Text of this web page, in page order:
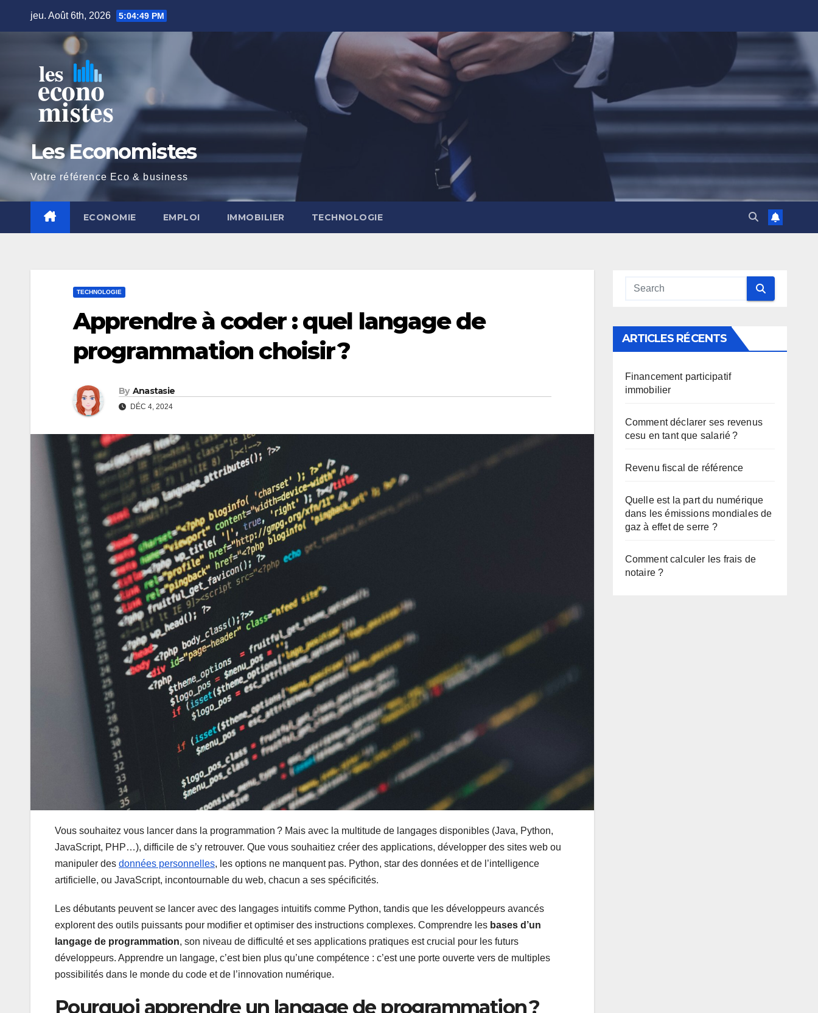
jeu. Août 6th, 2026 5:04:50 PM
Les Economistes
Votre référence Eco & business
ECONOMIE EMPLOI IMMOBILIER TECHNOLOGIE
TECHNOLOGIE
Apprendre à coder : quel langage de
programmation choisir ?
By Anastasie
DÉC 4, 2024
Vous souhaitez vous lancer dans la programmation ? Mais avec la multitude de langages disponibles (Java, Python,
JavaScript, PHP…), difficile de s’y retrouver. Que vous souhaitiez créer des applications, développer des sites web ou
manipuler des données personnelles, les options ne manquent pas. Python, star des données et de l’intelligence
artificielle, ou JavaScript, incontournable du web, chacun a ses spécificités.
Les débutants peuvent se lancer avec des langages intuitifs comme Python, tandis que les développeurs avancés
explorent des outils puissants pour modifier et optimiser des instructions complexes. Comprendre les bases d’un
langage de programmation, son niveau de difficulté et ses applications pratiques est crucial pour les futurs
développeurs. Apprendre un langage, c’est bien plus qu’une compétence : c’est une porte ouverte vers de multiples
possibilités dans le monde du code et de l’innovation numérique.
Pourquoi apprendre un langage de programmation ?
ARTICLES RÉCENTS
Financement participatif
immobilier
Comment déclarer ses revenus
cesu en tant que salarié ?
Revenu fiscal de référence
Quelle est la part du numérique
dans les émissions mondiales de
gaz à effet de serre ?
Comment calculer les frais de
notaire ?